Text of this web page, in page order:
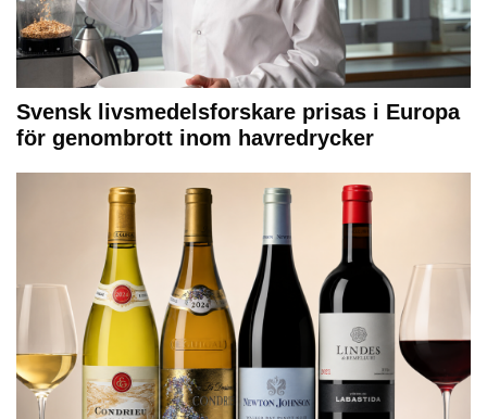
Svensk livsmedelsforskare prisas i Europa
för genombrott inom havredrycker